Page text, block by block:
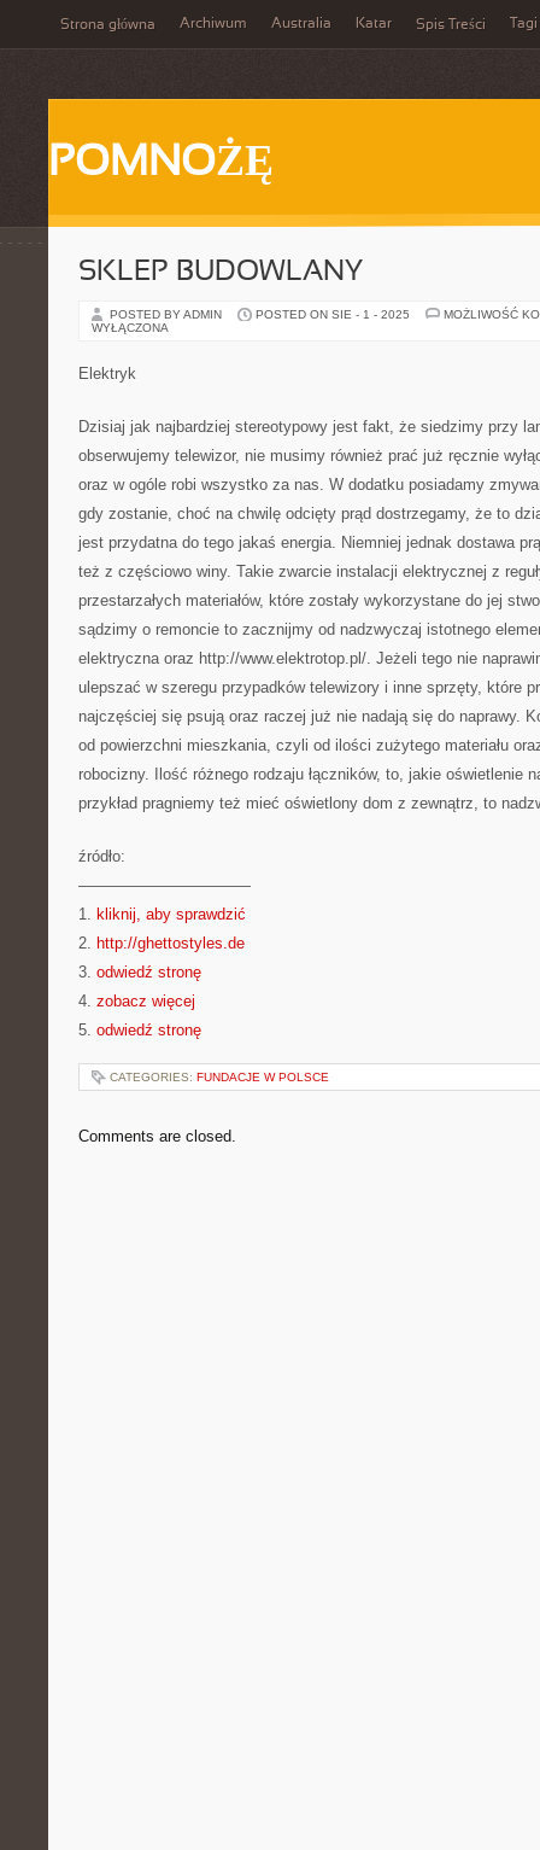
Strona główna Archiwum Australia Katar Spis Treści Tagi
POMNOŻĘ
SKLEP BUDOWLANY
POSTED BY ADMIN POSTED ON SIE - 1 - 2025
MOŻLIWOŚĆ
WYŁĄCZONA
Elektryk
Dzisiaj jak najbardziej stereotypowy jest fakt, że siedzimy przy
obserwujemy telewizor, nie musimy również prać już ręcznie
oraz w ogóle robi wszystko za nas. W dodatku posiadamy
gdy zostanie, choć na chwilę odcięty prąd dostrzegamy, że to
jest przydatna do tego jakaś energia. Niemniej jednak dostawa
też z częściowo winy. Takie zwarcie instalacji elektrycznej z
przestarzałych materiałów, które zostały wykorzystane do jej
sądzimy o remoncie to zacznijmy od nadzwyczaj istotnego
elektryczna oraz http://www.elektrotop.pl/. Jeżeli tego nie
ulepszać w szeregu przypadków telewizory i inne sprzęty, które
najczęściej się psują oraz raczej już nie nadają się do naprawy.
od powierzchni mieszkania, czyli od ilości zużytego materiału
robocizny. Ilość różnego rodzaju łączników, to, jakie oświetlenie
przykład pragniemy też mieć oświetlony dom z zewnątrz, to
źródło:
———————————
1. kliknij, aby sprawdzić
2. http://ghettostyles.de
3. odwiedź stronę
4. zobacz więcej
5. odwiedź stronę
CATEGORIES: FUNDACJE W POLSCE
Comments are closed.